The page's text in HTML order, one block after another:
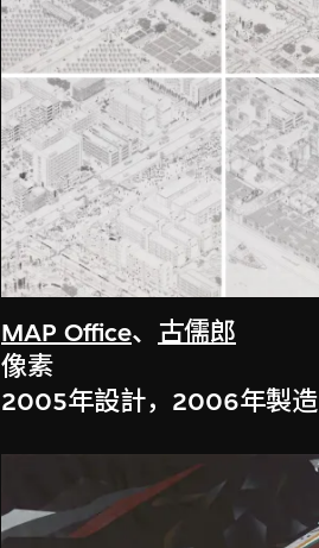
MAP Office、 古儒郎
像素
2005年設計，2006年製造